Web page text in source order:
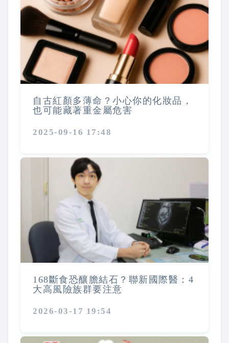
自古紅顏多薄命？小心你的化妝品，
也可能藏著重金屬危害
2025-09-16 17:48
168斷食恐釀膽結石？聯新國際醫：4
大高風險族群要注意
2026-03-17 19:54